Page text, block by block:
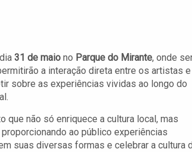
31 de maio no Parque do Mirante, onde
a interação direta entre os artistas
sobre as experiências vividas ao longo do
que não só enriquece a cultura local, mas
ao público experiências
suas diversas formas e celebrar a cultura